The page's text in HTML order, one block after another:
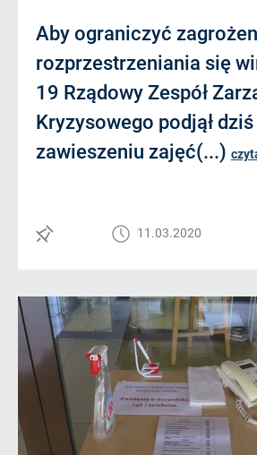
Aby ograniczyć
rozprzestrzeniania się
19 Rządowy Zespół
Kryzysowego podjął
zawieszeniu zajęć(...)
11.03.2020